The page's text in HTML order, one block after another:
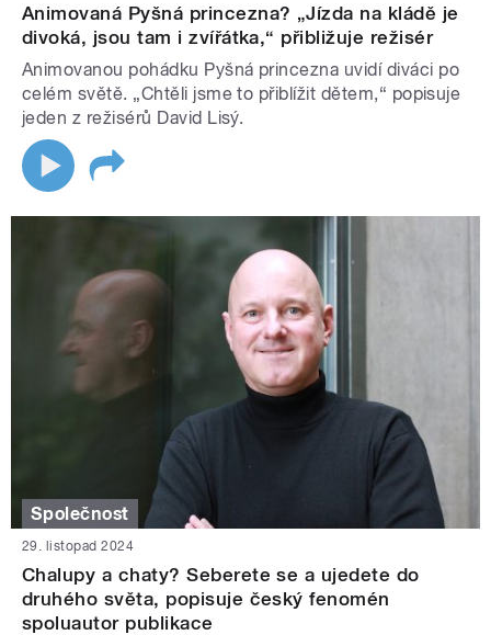
Animovaná Pyšná princezna? „Jízda na kládě je
divoká, jsou tam i zvířátka,“ přibližuje režisér
Animovanou pohádku Pyšná princezna uvidí diváci po
celém světě. „Chtěli jsme to přiblížit dětem,“ popisuje
jeden z režisérů David Lisý.
Společnost
29. listopad 2024
Chalupy a chaty? Seberete se a ujedete do
druhého světa, popisuje český fenomén
spoluautor publikace